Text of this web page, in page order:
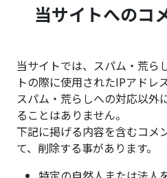
当サイトへのコ
当サイトでは、スパム・荒ら
トの際に使用されたIPアドレ
スパム・荒らしへの対応以外
ることはありません。
下記に掲げる内容を含むコメ
て、削除する事があります。